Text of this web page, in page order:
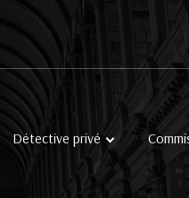
Détective privé